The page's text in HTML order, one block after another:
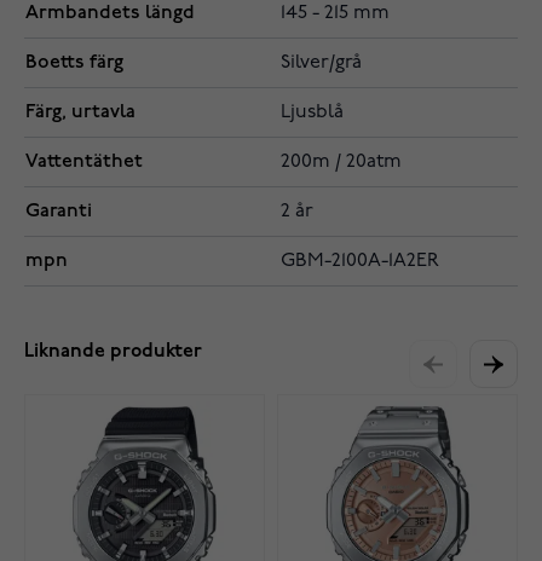
Armbandets längd 145 - 215 mm
Boetts färg Silver/grå
Färg, urtavla Ljusblå
Vattentäthet 200m / 20atm
Garanti 2 år
mpn GBM-2100A-1A2ER
Liknande produkter